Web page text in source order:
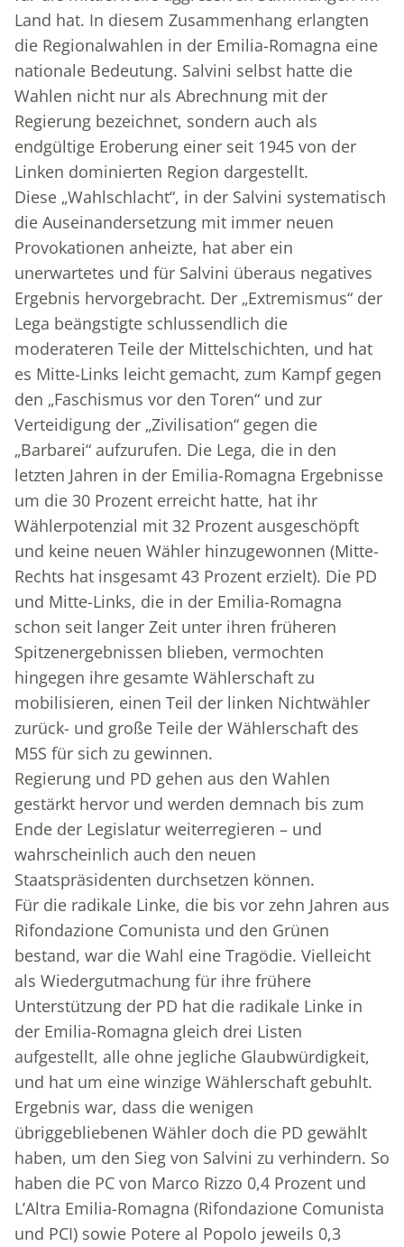
Land hat. In diesem Zusammenhang erlangten
die Regionalwahlen in der Emilia-Romagna eine
nationale Bedeutung. Salvini selbst hatte die
Wahlen nicht nur als Abrechnung mit der
Regierung bezeichnet, sondern auch als
endgültige Eroberung einer seit 1945 von der
Linken dominierten Region dargestellt.
Diese „Wahlschlacht“, in der Salvini systematisch
die Auseinandersetzung mit immer neuen
Provokationen anheizte, hat aber ein
unerwartetes und für Salvini überaus negatives
Ergebnis hervorgebracht. Der „Extremismus“ der
Lega beängstigte schlussendlich die
moderateren Teile der Mittelschichten, und hat
es Mitte-Links leicht gemacht, zum Kampf gegen
den „Faschismus vor den Toren“ und zur
Verteidigung der „Zivilisation“ gegen die
„Barbarei“ aufzurufen. Die Lega, die in den
letzten Jahren in der Emilia-Romagna Ergebnisse
um die 30 Prozent erreicht hatte, hat ihr
Wählerpotenzial mit 32 Prozent ausgeschöpft
und keine neuen Wähler hinzugewonnen (Mitte-
Rechts hat insgesamt 43 Prozent erzielt). Die PD
und Mitte-Links, die in der Emilia-Romagna
schon seit langer Zeit unter ihren früheren
Spitzenergebnissen blieben, vermochten
hingegen ihre gesamte Wählerschaft zu
mobilisieren, einen Teil der linken Nichtwähler
zurück- und große Teile der Wählerschaft des
M5S für sich zu gewinnen.
Regierung und PD gehen aus den Wahlen
gestärkt hervor und werden demnach bis zum
Ende der Legislatur weiterregieren – und
wahrscheinlich auch den neuen
Staatspräsidenten durchsetzen können.
Für die radikale Linke, die bis vor zehn Jahren aus
Rifondazione Comunista und den Grünen
bestand, war die Wahl eine Tragödie. Vielleicht
als Wiedergutmachung für ihre frühere
Unterstützung der PD hat die radikale Linke in
der Emilia-Romagna gleich drei Listen
aufgestellt, alle ohne jegliche Glaubwürdigkeit,
und hat um eine winzige Wählerschaft gebuhlt.
Ergebnis war, dass die wenigen
übriggebliebenen Wähler doch die PD gewählt
haben, um den Sieg von Salvini zu verhindern. So
haben die PC von Marco Rizzo 0,4 Prozent und
L’Altra Emilia-Romagna (Rifondazione Comunista
und PCI) sowie Potere al Popolo jeweils 0,3